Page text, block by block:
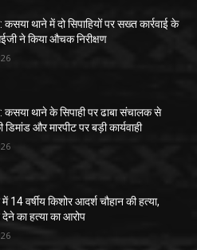
थाने में दो सिपाहियों पर सख्त कार्रवाई के
ने किया औचक निरीक्षण
कसया थाने के सिपाही पर ढाबा संचालक से
और मारपीट पर बड़ी कार्यवाही
14 वर्षीय किशोर आदर्श चौहान की हत्या,
देने का हत्या का आरोप